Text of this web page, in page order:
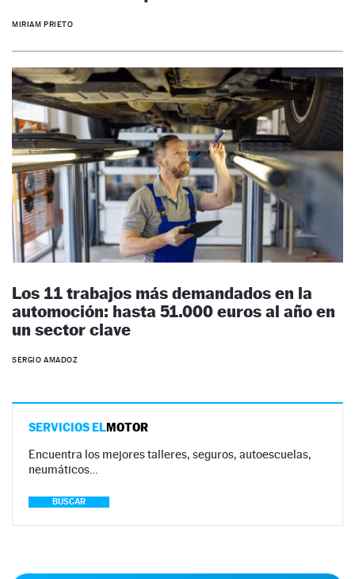
MIRIAM PRIETO
Los 11 trabajos más demandados en la
automoción: hasta 51.000 euros al año en
un sector clave
SERGIO AMADOZ
SERVICIOS ELMOTOR
Encuentra los mejores talleres, seguros, autoescuelas,
neumáticos…
BUSCAR